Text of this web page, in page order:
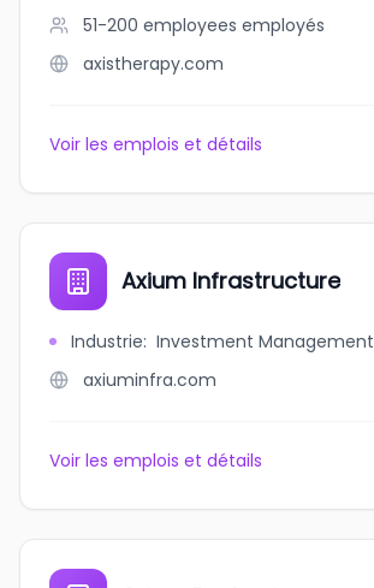
51-200 employees employés
axistherapy.com
Voir les emplois et détails
Axium Infrastructure
Industrie: Investment Management
axiuminfra.com
Voir les emplois et détails